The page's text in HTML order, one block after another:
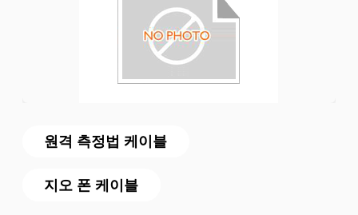
원격 측정법 케이블
지오 폰 케이블